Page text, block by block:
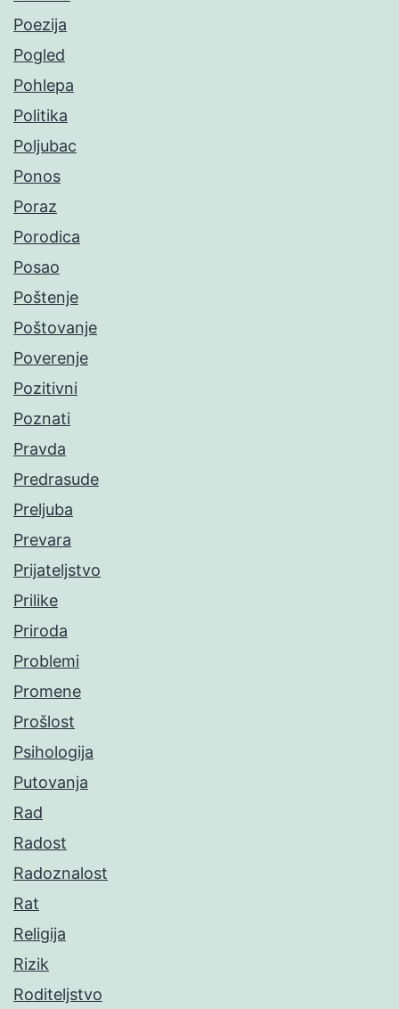
Poezija
Pogled
Pohlepa
Politika
Poljubac
Ponos
Poraz
Porodica
Posao
Poštenje
Poštovanje
Poverenje
Pozitivni
Poznati
Pravda
Predrasude
Preljuba
Prevara
Prijateljstvo
Prilike
Priroda
Problemi
Promene
Prošlost
Psihologija
Putovanja
Rad
Radost
Radoznalost
Rat
Religija
Rizik
Roditeljstvo